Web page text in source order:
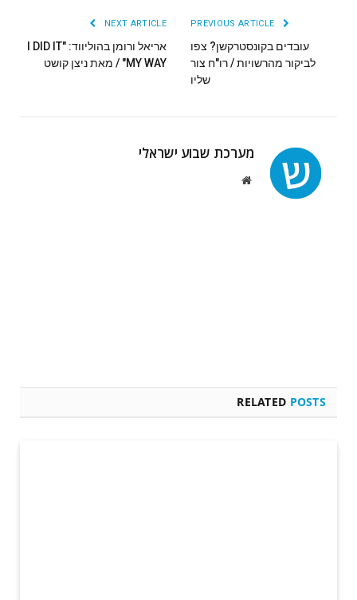
עובדים בקונסטרקשן? צפו
לביקור מהרשויות / רו"ח צור
שליו
NEXT ARTICLE
אריאל ורומן בהוליווד: "I DID IT
MY WAY" / מאת ניצן קושט
מערכת שבוע ישראלי
Website
RELATED POSTS